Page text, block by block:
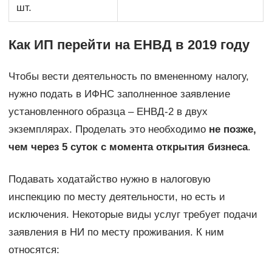
шт.
Как ИП перейти на ЕНВД в 2019 году
Чтобы вести деятельность по вмененному налогу,
нужно подать в ИФНС заполненное заявление
установленного образца – ЕНВД-2 в двух
экземплярах. Проделать это необходимо не позже,
чем через 5 суток с момента открытия бизнеса.
Подавать ходатайство нужно в налоговую
инспекцию по месту деятельности, но есть и
исключения. Некоторые виды услуг требует подачи
заявления в НИ по месту проживания. К ним
относятся: